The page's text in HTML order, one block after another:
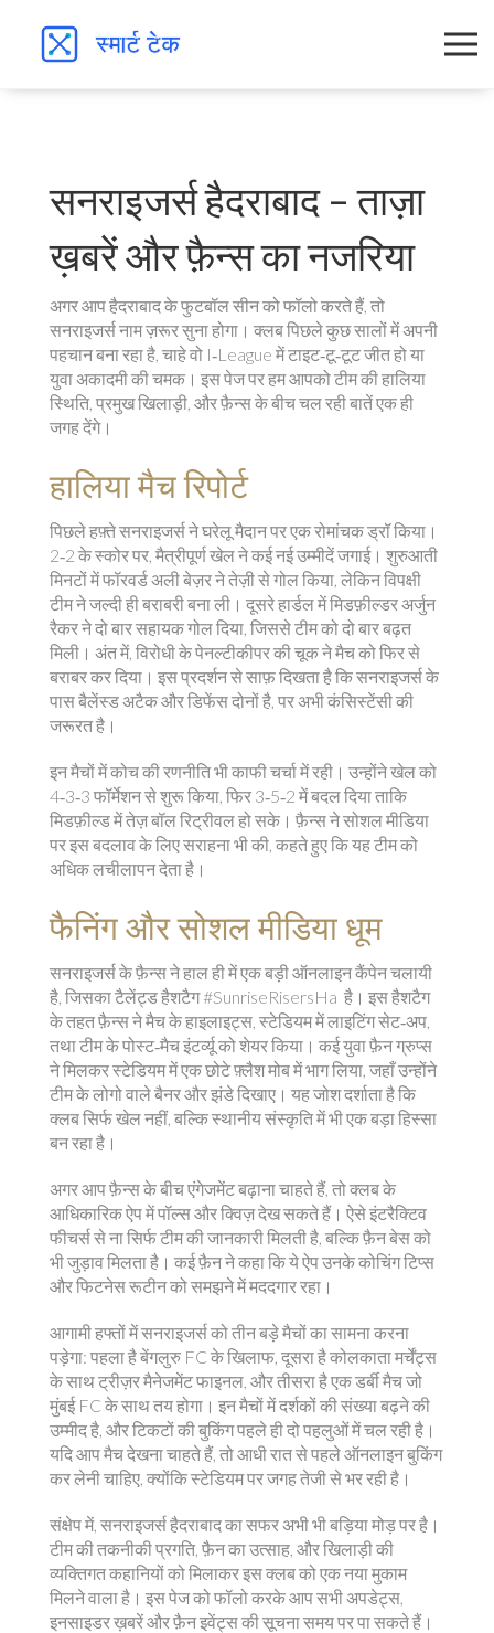
सनराइजर्स हैदराबाद – ताज़ा
ख़बरें और फ़ैन्स का नजरिया
अगर आप हैदराबाद के फुटबॉल सीन को फॉलो करते हैं, तो
सनराइजर्स नाम ज़रूर सुना होगा। क्लब पिछले कुछ सालों में अपनी
पहचान बना रहा है, चाहे वो I‑League में टाइट‑टू‑टूट जीत हो या
युवा अकादमी की चमक। इस पेज पर हम आपको टीम की हालिया
स्थिति, प्रमुख खिलाड़ी, और फ़ैन्स के बीच चल रही बातें एक ही
जगह देंगे।
हालिया मैच रिपोर्ट
पिछले हफ़्ते सनराइजर्स ने घरेलू मैदान पर एक रोमांचक ड्रॉ किया।
2‑2 के स्कोर पर, मैत्रीपूर्ण खेल ने कई नई उम्मीदें जगाई। शुरुआती
मिनटों में फॉरवर्ड अली बेज़र ने तेज़ी से गोल किया, लेकिन विपक्षी
टीम ने जल्दी ही बराबरी बना ली। दूसरे हार्डल में मिडफ़ील्डर अर्जुन
रैकर ने दो बार सहायक गोल दिया, जिससे टीम को दो बार बढ़त
मिली। अंत में, विरोधी के पेनल्टीकीपर की चूक ने मैच को फिर से
बराबर कर दिया। इस प्रदर्शन से साफ़ दिखता है कि सनराइजर्स के
पास बैलेंस्ड अटैक और डिफेंस दोनों है, पर अभी कंसिस्टेंसी की
जरूरत है।
इन मैचों में कोच की रणनीति भी काफी चर्चा में रही। उन्होंने खेल को
4‑3‑3 फॉर्मेशन से शुरू किया, फिर 3‑5‑2 में बदल दिया ताकि
मिडफ़ील्ड में तेज़ बॉल रिट्रीवल हो सके। फ़ैन्स ने सोशल मीडिया
पर इस बदलाव के लिए सराहना भी की, कहते हुए कि यह टीम को
अधिक लचीलापन देता है।
फैनिंग और सोशल मीडिया धूम
सनराइजर्स के फ़ैन्स ने हाल ही में एक बड़ी ऑनलाइन कैंपेन चलायी
है, जिसका टैलेंट्ड हैशटैग #SunriseRisersHa है। इस हैशटैग
के तहत फ़ैन्स ने मैच के हाइलाइट्स, स्टेडियम में लाइटिंग सेट‑अप,
तथा टीम के पोस्ट‑मैच इंटर्व्यू को शेयर किया। कई युवा फ़ैन ग्रुप्स
ने मिलकर स्टेडियम में एक छोटे फ़्लैश मोब में भाग लिया, जहाँ उन्होंने
टीम के लोगो वाले बैनर और झंडे दिखाए। यह जोश दर्शाता है कि
क्लब सिर्फ खेल नहीं, बल्कि स्थानीय संस्कृति में भी एक बड़ा हिस्सा
बन रहा है।
अगर आप फ़ैन्स के बीच एंगेजमेंट बढ़ाना चाहते हैं, तो क्लब के
आधिकारिक ऐप में पॉल्स और क्विज़ देख सकते हैं। ऐसे इंटरैक्टिव
फीचर्स से ना सिर्फ टीम की जानकारी मिलती है, बल्कि फ़ैन बेस को
भी जुड़ाव मिलता है। कई फ़ैन ने कहा कि ये ऐप उनके कोचिंग टिप्स
और फिटनेस रूटीन को समझने में मददगार रहा।
आगामी हफ्तों में सनराइजर्स को तीन बड़े मैचों का सामना करना
पड़ेगा: पहला है बेंगलुरु FC के खिलाफ, दूसरा है कोलकाता मर्चेंट्स
के साथ ट्रीज़र मैनेजमेंट फाइनल, और तीसरा है एक डर्बी मैच जो
मुंबई FC के साथ तय होगा। इन मैचों में दर्शकों की संख्या बढ़ने की
उम्मीद है, और टिकटों की बुकिंग पहले ही दो पहलुओं में चल रही है।
यदि आप मैच देखना चाहते हैं, तो आधी रात से पहले ऑनलाइन बुकिंग
कर लेनी चाहिए, क्योंकि स्टेडियम पर जगह तेजी से भर रही है।
संक्षेप में, सनराइजर्स हैदराबाद का सफर अभी भी बड़िया मोड़ पर है।
टीम की तकनीकी प्रगति, फ़ैन का उत्साह, और खिलाड़ी की
व्यक्तिगत कहानियों को मिलाकर इस क्लब को एक नया मुकाम
मिलने वाला है। इस पेज को फॉलो करके आप सभी अपडेट्स,
इनसाइडर ख़बरें और फ़ैन इवेंट्स की सूचना समय पर पा सकते हैं।